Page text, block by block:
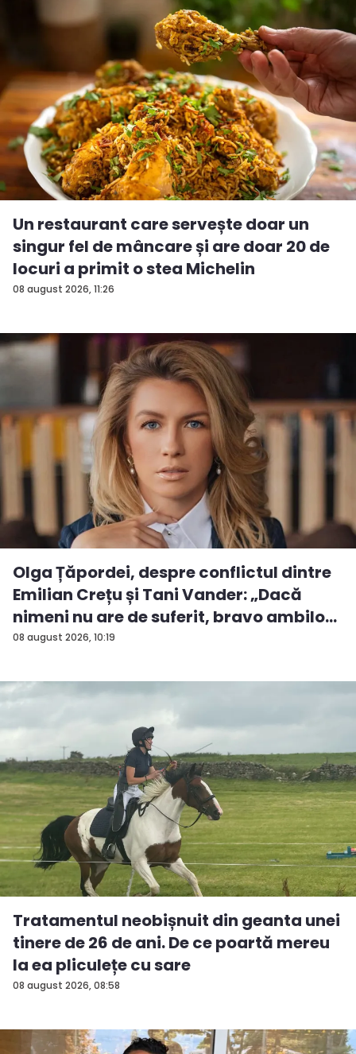
08 august 2026, 11:26
Un restaurant care servește doar un
singur fel de mâncare și are doar 20 de
locuri a primit o stea Michelin
08 august 2026, 10:19
Olga Țăpordei, despre conflictul dintre
Emilian Crețu și Tani Vander: „Dacă
nimeni nu are de suferit, bravo ambilo...
08 august 2026, 08:58
Tratamentul neobișnuit din geanta unei
tinere de 26 de ani. De ce poartă mereu
la ea pliculețe cu sare